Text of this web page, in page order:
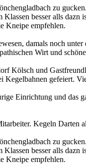
zu
besser alls
Kneipe empfehlen.
damals noch
Wirt und
Kölsch und
Kegelbahnen gefeiert.
Einrichtung und das
Kegeln Darten
zu
besser alls
Kneipe empfehlen.